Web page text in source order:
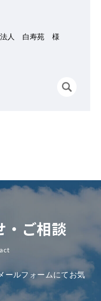
法人 白寿苑 様
ールフォームにてお気
・ご相談